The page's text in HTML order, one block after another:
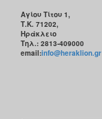
Αγίου Τίτου 1,
Τ.Κ. 71202,
Ηράκλειο
Τηλ.: 2813-409000
email:info@heraklion.gr